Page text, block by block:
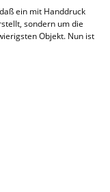
ein mit Handdruck
sondern um die
Objekt. Nun ist